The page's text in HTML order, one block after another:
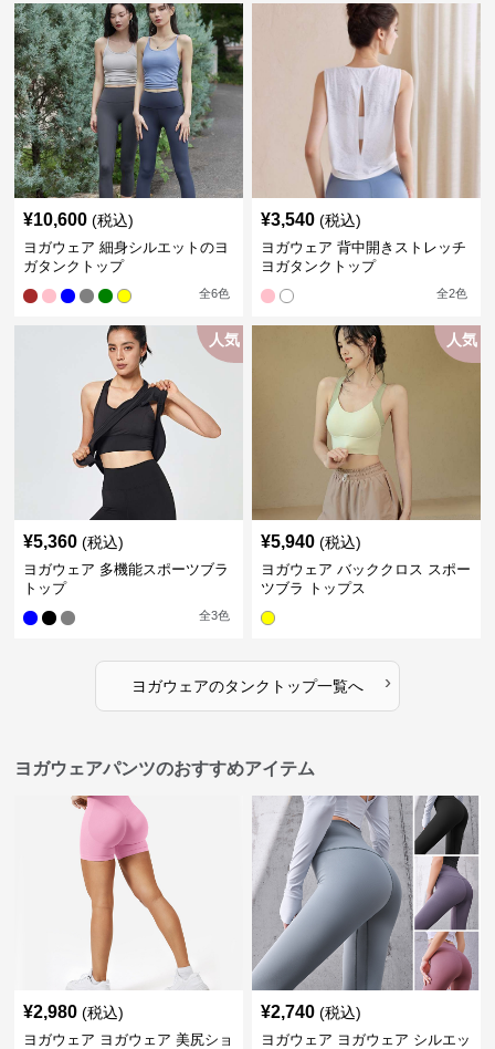
¥10,600 (税込)
ヨガウェア 細身シルエットのヨ
ガタンクトップ
全6色
¥3,540 (税込)
ヨガウェア 背中開きストレッチ
ヨガタンクトップ
全2色
人気
¥5,360 (税込)
ヨガウェア 多機能スポーツブラ
トップ
全3色
人気
¥5,940 (税込)
ヨガウェア バッククロス スポー
ツブラ トップス
ヨガウェアのタンクトップ一覧へ ›
ヨガウェアパンツのおすすめアイテム
¥2,980 (税込)
ヨガウェア ヨガウェア 美尻ショ
¥2,740 (税込)
ヨガウェア ヨガウェア シルエッ